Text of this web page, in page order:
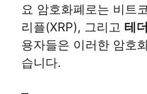
요 암호화폐로는 비트
리플(XRP), 그리고 테
용자들은 이러한 암호
습니다.